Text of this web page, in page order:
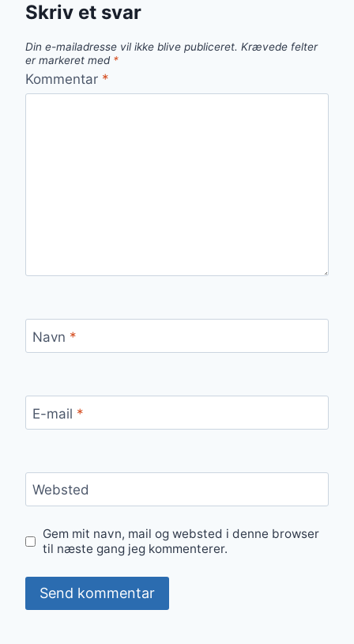
Skriv et svar
Din e-mailadresse vil ikke blive publiceret. Krævede felter
er markeret med *
Kommentar *
Navn *
E-mail *
Websted
Gem mit navn, mail og websted i denne browser
til næste gang jeg kommenterer.